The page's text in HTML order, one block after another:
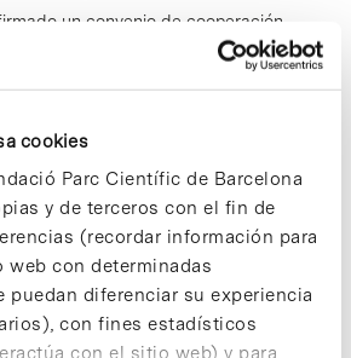
cookies
Parc Científic de Barcelona
y de terceros con el fin de
(recordar información para
web con determinadas
puedan diferenciar su experiencia
con fines estadísticos
con el sitio web) y para
un convenio de cooperación
un nuevo grupo
los efectos de la